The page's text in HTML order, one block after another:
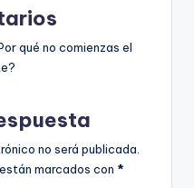
qué no comienzas el
no será publicada.
marcados con *